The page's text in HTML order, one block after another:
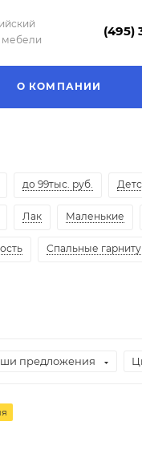
мебели
(495)
О КОМПАНИИ
до 99тыс. руб.
Лак Маленькие
Спальные
предложения